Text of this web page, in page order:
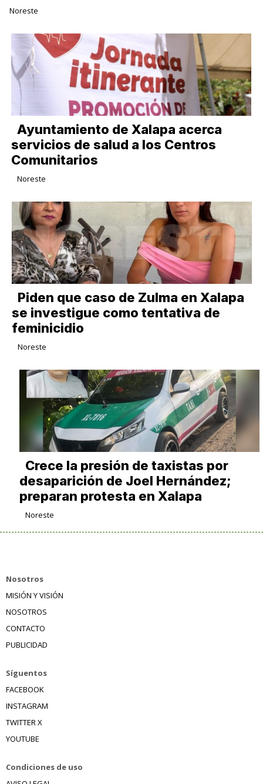
Noreste
Ayuntamiento de Xalapa acerca
servicios de salud a los Centros
Comunitarios
Noreste
Piden que caso de Zulma en Xalapa
se investigue como tentativa de
feminicidio
Noreste
Crece la presión de taxistas por
desaparición de Joel Hernández;
preparan protesta en Xalapa
Noreste
Nosotros
MISIÓN Y VISIÓN
NOSOTROS
CONTACTO
PUBLICIDAD
Síguentos
FACEBOOK
INSTAGRAM
TWITTER X
YOUTUBE
Condiciones de uso